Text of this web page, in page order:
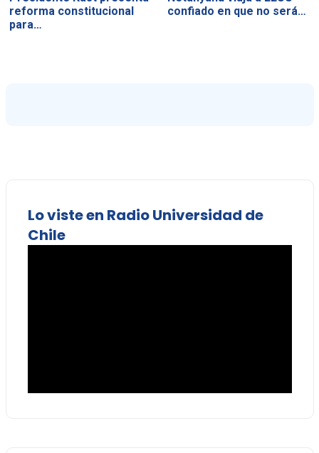
reforma constitucional
para…
confiado en que no será…
Lo viste en Radio Universidad de
Chile